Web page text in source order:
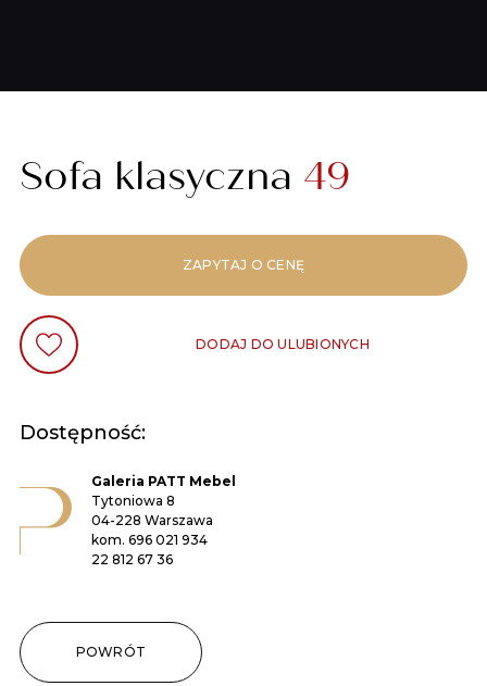
Sofa klasyczna 49
ZAPYTAJ O CENĘ
DODAJ DO ULUBIONYCH
Dostępność:
Galeria PATT Mebel
Tytoniowa 8
04-228 Warszawa
kom. 696 021 934
22 812 67 36
POWRÓT